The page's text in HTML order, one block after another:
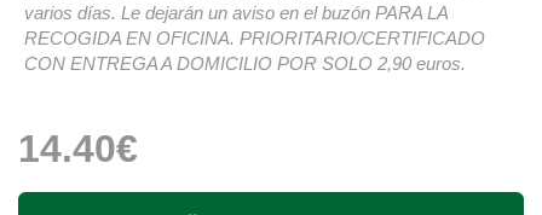
varios días. Le dejarán un aviso en el buzón PARA LA
RECOGIDA EN OFICINA. PRIORITARIO/CERTIFICADO
CON ENTREGA A DOMICILIO POR SOLO 2,90 euros.
14.40€